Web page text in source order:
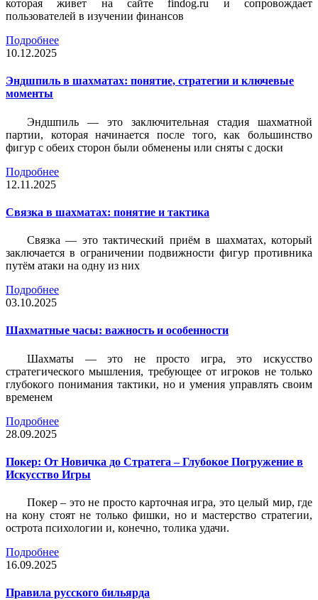
которая живет на сайте findog.ru и сопровождает
пользователей в изучении финансов
Подробнее
10.12.2025
Эндшпиль в шахматах: понятие, стратегии и ключевые
моменты
Эндшпиль — это заключительная стадия шахматной
партии, которая начинается после того, как большинство
фигур с обеих сторон были обменены или сняты с доски
Подробнее
12.11.2025
Связка в шахматах: понятие и тактика
Связка — это тактический приём в шахматах, который
заключается в ограничении подвижности фигур противника
путём атаки на одну из них
Подробнее
03.10.2025
Шахматные часы: важность и особенности
Шахматы — это не просто игра, это искусство
стратегического мышления, требующее от игроков не только
глубокого понимания тактики, но и умения управлять своим
временем
Подробнее
28.09.2025
Покер: От Новичка до Стратега – Глубокое Погружение в
Искусство Игры
Покер – это не просто карточная игра, это целый мир, где
на кону стоят не только фишки, но и мастерство стратегии,
острота психологии и, конечно, толика удачи.
Подробнее
16.09.2025
Правила русского бильярда